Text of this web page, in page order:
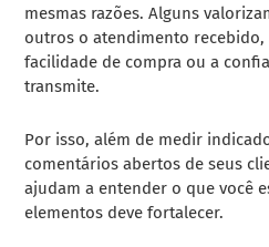
mesmas razões. Alguns
outros o atendimento recebido,
facilidade de compra ou a
transmite.
Por isso, além de medir
comentários abertos de seus
ajudam a entender o que você
elementos deve fortalecer.